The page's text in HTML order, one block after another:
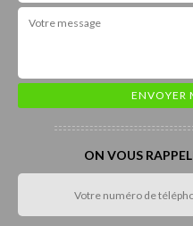
ON VOUS